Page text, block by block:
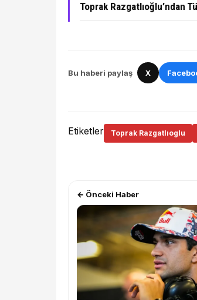
Toprak Razgatlıoğlu’ndan
Bu haberi paylaş X
Etiketler Toprak Razgatlıoglu
← Önceki Haber